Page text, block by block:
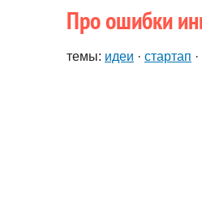
Про ошибки
темы: идеи · стартап ·